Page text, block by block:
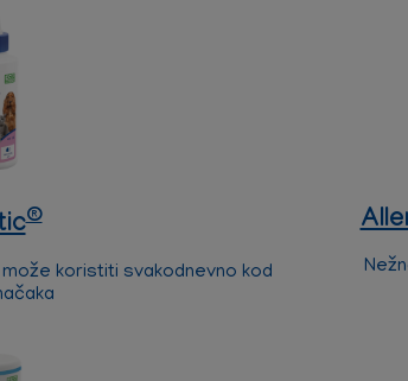
®
koristiti svakodnevno kod